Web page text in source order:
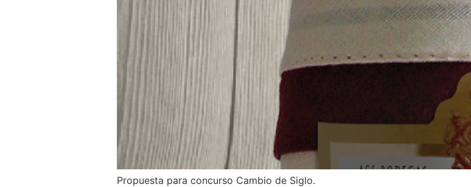
Propuesta para concurso Cambio de Siglo.